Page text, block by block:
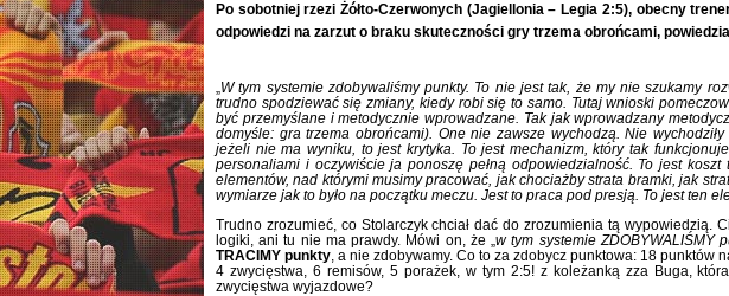
Po sobotniej rzezi Żółto-Czerwonych (Jagiellonia – Legia 2:5), obecny
odpowiedzi na zarzut o braku skuteczności gry trzema obrońcami,
„W tym systemie zdobywaliśmy punkty. To nie jest tak, że my nie szukamy
trudno spodziewać się zmiany, kiedy robi się to samo. Tutaj wnioski
być przemyślane i metodycznie wprowadzane. Tak jak wprowadzany
domyśle: gra trzema obrońcami). One nie zawsze wychodzą. Nie
jeżeli nie ma wyniku, to jest krytyka. To jest mechanizm, który tak
personaliami i oczywiście ja ponoszę pełną odpowiedzialność. To jest
elementów, nad którymi musimy pracować, jak chociażby strata bramki, jak
wymiarze jak to było na początku meczu. Jest to praca pod presją. To jest ten
Trudno zrozumieć, co Stolarczyk chciał dać do zrozumienia tą wypowiedzią.
logiki, ani tu nie ma prawdy. Mówi on, że „w tym systemie ZDOBYWALIŚMY
TRACIMY punkty, a nie zdobywamy. Co to za zdobycz punktowa: 18 punktów
4 zwycięstwa, 6 remisów, 5 porażek, w tym 2:5! z koleżanką zza Buga,
zwycięstwa wyjazdowe?